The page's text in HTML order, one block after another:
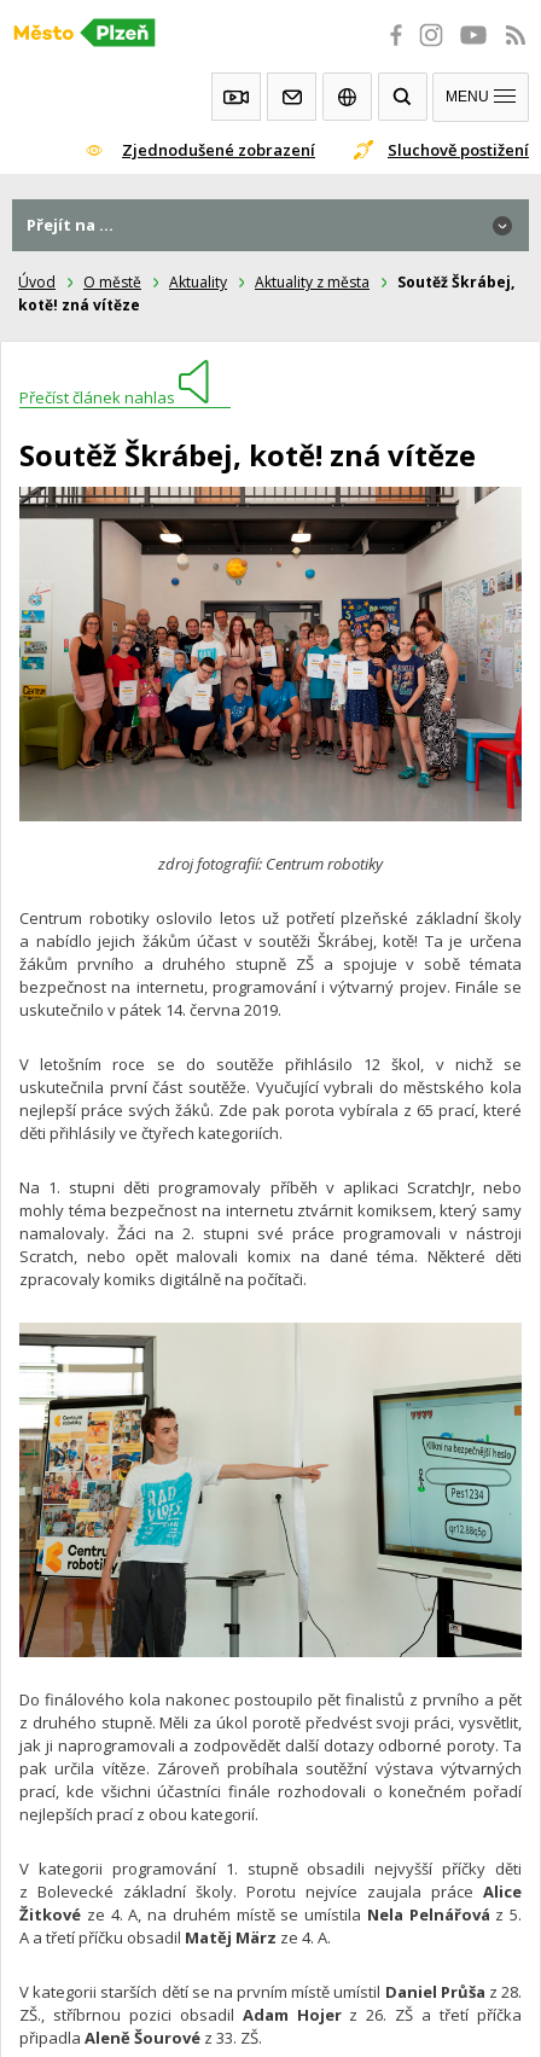
Přeskočit
Zjednodušené zobrazení Sluchově postižení
MENU
Úvod O městě Aktuality Aktuality z města
Soutěž Škrábej,
kotě! zná vítěze
Přečíst článek nahlas
Soutěž Škrábej, kotě! zná vítěze
zdroj fotografií: Centrum robotiky
Centrum robotiky oslovilo letos už potřetí plzeňské základní školy
a nabídlo jejich žákům účast v soutěži Škrábej, kotě! Ta je určena
žákům prvního a druhého stupně ZŠ a spojuje v sobě témata
bezpečnost na internetu, programování i výtvarný projev. Finále se
uskutečnilo v pátek 14. června 2019.
V letošním roce se do soutěže přihlásilo 12 škol, v nichž se
uskutečnila první část soutěže. Vyučující vybrali do městského kola
nejlepší práce svých žáků. Zde pak porota vybírala z 65 prací, které
děti přihlásily ve čtyřech kategoriích.
Na 1. stupni děti programovaly příběh v aplikaci ScratchJr, nebo
mohly téma bezpečnost na internetu ztvárnit komiksem, který samy
namalovaly. Žáci na 2. stupni své práce programovali v nástroji
Scratch, nebo opět malovali komix na dané téma. Některé děti
zpracovaly komiks digitálně na počítači.
Do finálového kola nakonec postoupilo pět finalistů z prvního a pět
z druhého stupně. Měli za úkol porotě předvést svoji práci, vysvětlit,
jak ji naprogramovali a zodpovědět další dotazy odborné poroty. Ta
pak určila vítěze. Zároveň probíhala soutěžní výstava výtvarných
prací, kde všichni účastníci finále rozhodovali o konečném pořadí
nejlepších prací z obou kategorií.
V kategorii programování 1. stupně obsadili nejvyšší příčky děti
z Bolevecké základní školy. Porotu nejvíce zaujala práce Alice
Žitkové ze 4. A, na druhém místě se umístila Nela Pelnářová z 5.
A a třetí příčku obsadil Matěj März ze 4. A.
V kategorii starších dětí se na prvním místě umístil Daniel Průša z 28.
ZŠ., stříbrnou pozici obsadil Adam Hojer z 26. ZŠ a třetí příčka
připadla Aleně Šourové z 33. ZŠ.
Přejít na ...